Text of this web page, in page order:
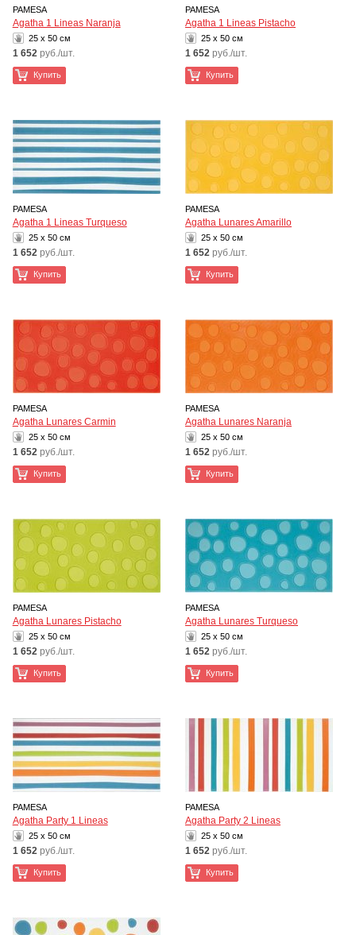
PAMESA
Agatha 1 Lineas Naranja
25 x 50 см
1 652 руб./шт.
Купить
PAMESA
Agatha 1 Lineas Pistacho
25 x 50 см
1 652 руб./шт.
Купить
PAMESA
Agatha 1 Lineas Turqueso
25 x 50 см
1 652 руб./шт.
Купить
PAMESA
Agatha Lunares Amarillo
25 x 50 см
1 652 руб./шт.
Купить
PAMESA
Agatha Lunares Carmin
25 x 50 см
1 652 руб./шт.
Купить
PAMESA
Agatha Lunares Naranja
25 x 50 см
1 652 руб./шт.
Купить
PAMESA
Agatha Lunares Pistacho
25 x 50 см
1 652 руб./шт.
Купить
PAMESA
Agatha Lunares Turqueso
25 x 50 см
1 652 руб./шт.
Купить
PAMESA
Agatha Party 1 Lineas
25 x 50 см
1 652 руб./шт.
Купить
PAMESA
Agatha Party 2 Lineas
25 x 50 см
1 652 руб./шт.
Купить